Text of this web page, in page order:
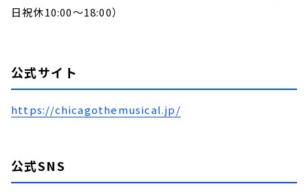
日祝休10:00～18:00）
公式サイト
https://chicagothemusical.jp/
公式SNS